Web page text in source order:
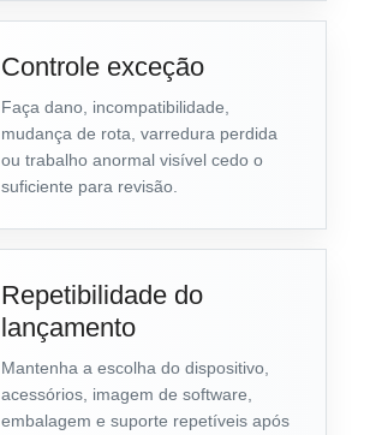
Controle exceção
Faça dano, incompatibilidade,
mudança de rota, varredura perdida
ou trabalho anormal visível cedo o
suficiente para revisão.
Repetibilidade do
lançamento
Mantenha a escolha do dispositivo,
acessórios, imagem de software,
embalagem e suporte repetíveis após